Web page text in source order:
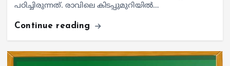
പഠിച്ചിരുന്നത്. രാവിലെ കിടപ്പുമുറിയില്‍…
Continue reading